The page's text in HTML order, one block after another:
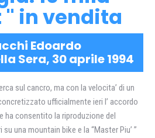
" in vendita
Edoardo
Sera, 30 aprile 1994
sul cancro, ma con la velocita’ di un
ufficialmente ieri l’ accordo
ha consentito la riproduzione del
una mountain bike e la “Master Piu’ ”